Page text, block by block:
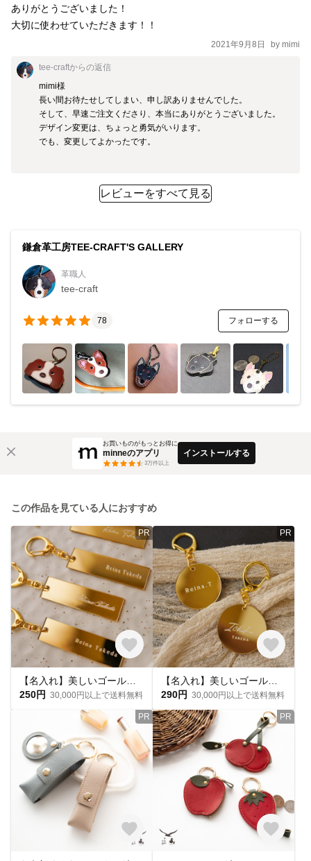
ありがとうございました！
2021年9月8日 by mimi
tee-craftからの返信
mimi様
長い間お待たせしてしまい、申し訳ありませんでした。
そして、早速ご注文くださり、本当にありがとうございました。
デザイン変更は、ちょっと勇気がいります。
でも、変更してよかったです。
レビューをすべて見る
鎌倉革工房TEE-CRAFT'S GALLERY
革職人
tee-craft
78 フォローする
お買いものがもっとお得に
minneのアプリ
3万件以上
インストールする
この作品を見ている人におすすめ
PR
250円 30,000円以上で送料無料
PR
290円 30,000円以上で送料無料
PR PR